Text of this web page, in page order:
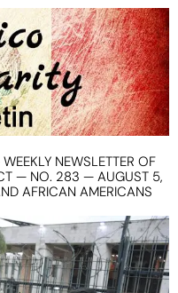
NEWSLETTER OF
— NO. 283 — AUGUST 5,
AFRICAN AMERICANS